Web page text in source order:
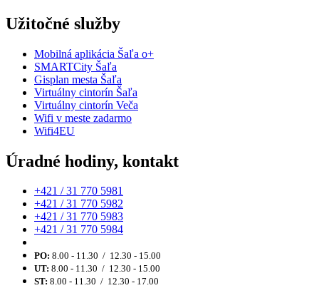
Užitočné služby
Mobilná aplikácia Šaľa o+
SMARTCity Šaľa
Gisplan mesta Šaľa
Virtuálny cintorín Šaľa
Virtuálny cintorín Veča
Wifi v meste zadarmo
Wifi4EU
Úradné hodiny, kontakt
+421 / 31 770 5981
+421 / 31 770 5982
+421 / 31 770 5983
+421 / 31 770 5984
PO: 8.00 - 11.30 / 12.30 - 15.00
UT: 8.00 - 11.30 / 12.30 - 15.00
ST: 8.00 - 11.30 / 12.30 - 17.00